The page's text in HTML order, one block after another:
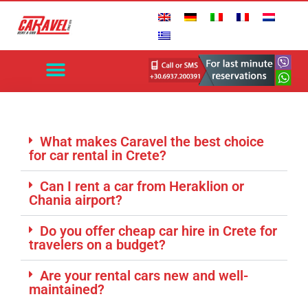
What makes Caravel the best choice
for car rental in Crete?
Can I rent a car from Heraklion or
Chania airport?
Do you offer cheap car hire in Crete for
travelers on a budget?
Are your rental cars new and well-
maintained?